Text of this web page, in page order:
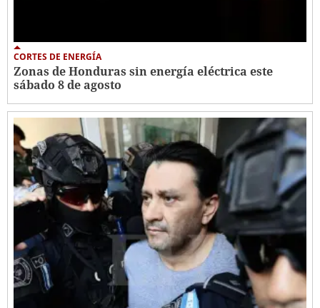
CORTES DE ENERGÍA
Zonas de Honduras sin energía eléctrica este
sábado 8 de agosto